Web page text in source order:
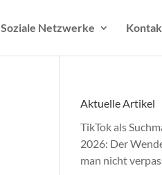
Soziale Netzwerke
Aktuelle Artikel
TikTok als
2026: Der
man nicht